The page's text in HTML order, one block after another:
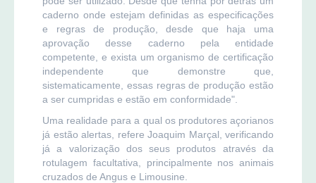
caderno onde estejam definidas as especificações
e regras de produção, desde que haja uma
aprovação desse caderno pela entidade
competente, e exista um organismo de certificação
independente que demonstre que,
sistematicamente, essas regras de produção estão
a ser cumpridas e estão em conformidade".
Uma realidade para a qual os produtores açorianos
já estão alertas, refere Joaquim Marçal, verificando
já a valorização dos seus produtos através da
rotulagem facultativa, principalmente nos animais
cruzados de Angus e Limousine.